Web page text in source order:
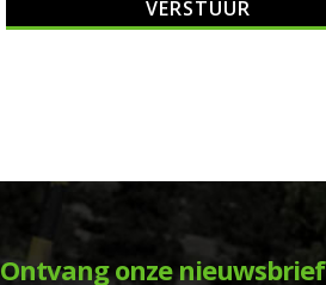
Ontvang onze nieuwsbrief